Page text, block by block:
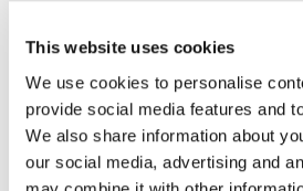
This website uses cookies
We use cookies to personalise
provide social media features and
We also share information about
our social media, advertising and
VOCABULAIRE